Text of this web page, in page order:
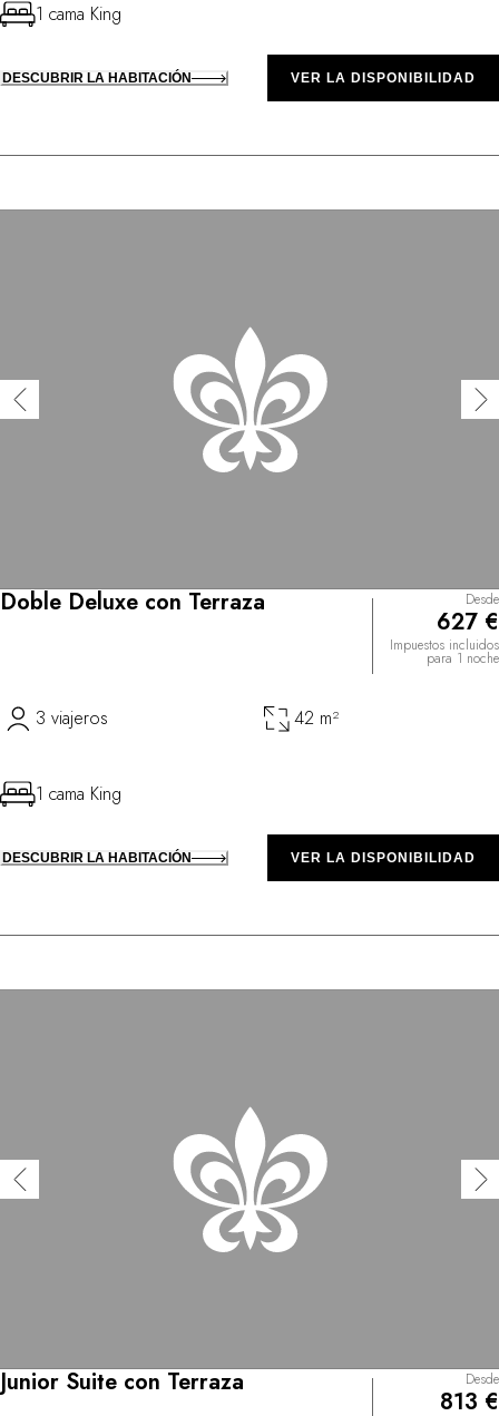
1 cama King
DESCUBRIR LA HABITACIÓN VER LA DISPONIBILIDAD
Doble Deluxe con Terraza Desde
627 €
Impuestos incluidos
para 1 noche
3 viajeros 42 m²
1 cama King
DESCUBRIR LA HABITACIÓN VER LA DISPONIBILIDAD
Junior Suite con Terraza Desde
813 €